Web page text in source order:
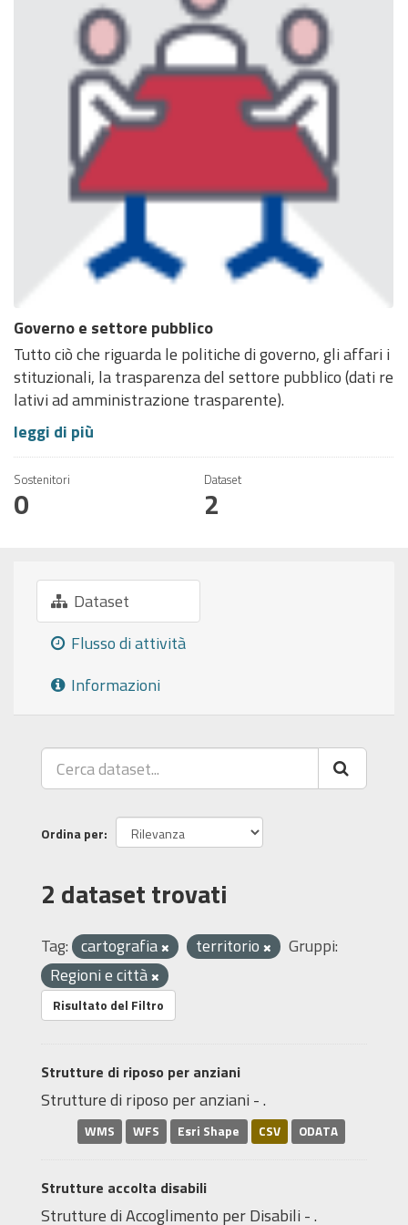
Governo e settore pubblico
Tutto ciò che riguarda le politiche di governo, gli affari i
stituzionali, la trasparenza del settore pubblico (dati re
lativi ad amministrazione trasparente).
leggi di più
Sostenitori
0
Dataset
2
Dataset
Flusso di attività
Informazioni
Ordina per
2 dataset trovati
Tag: cartografia territorio
Gruppi:
Regioni e città
Risultato del Filtro
Strutture di riposo per anziani
Strutture di riposo per anziani - .
WMS WFS Esri Shape CSV ODATA
Strutture accolta disabili
Strutture di Accoglimento per Disabili - .